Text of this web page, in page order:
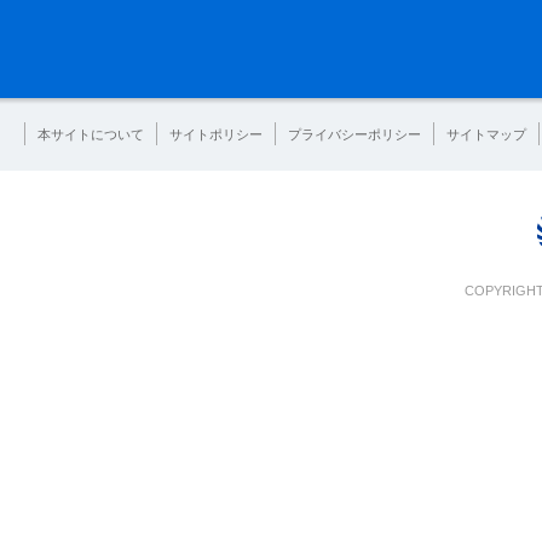
本サイトについて サイトポリシー プライバシーポリシー サイトマップ